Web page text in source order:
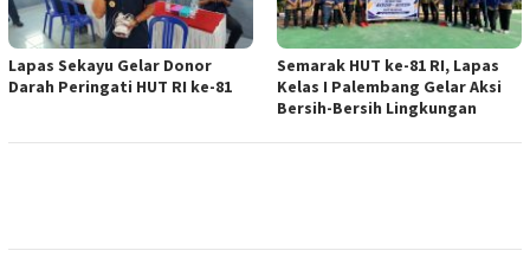
Lapas Sekayu Gelar Donor
Darah Peringati HUT RI ke-81
Semarak HUT ke-81 RI, Lapas
Kelas I Palembang Gelar Aksi
Bersih-Bersih Lingkungan